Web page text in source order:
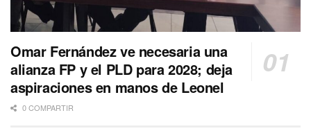
Omar Fernández ve necesaria una
alianza FP y el PLD para 2028; deja
aspiraciones en manos de Leonel
0 COMPARTIR